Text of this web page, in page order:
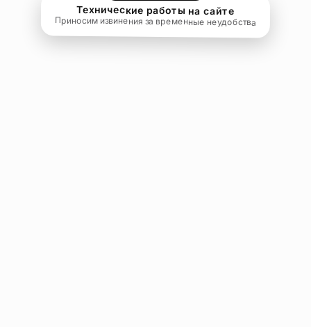
Технические работы на сайте
Приносим извинения за временные неудобства